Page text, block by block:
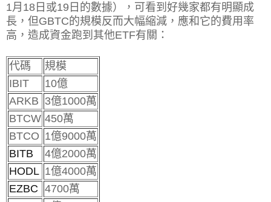
1月18日或19日的數據），可看到好幾家都有明顯成
長，但GBTC的規模反而大幅縮減，應和它的費用率
高，造成資金跑到其他ETF有關：
代碼
規模
IBIT
10億
ARKB 3億1000萬
BTCW 450萬
BTCO 1億9000萬
BITB
4億2000萬
HODL 1億4000萬
EZBC 4700萬